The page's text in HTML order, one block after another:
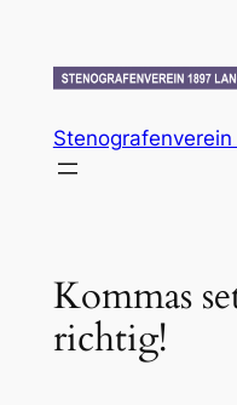
springen
Stenografenverein
Kommas
richtig!